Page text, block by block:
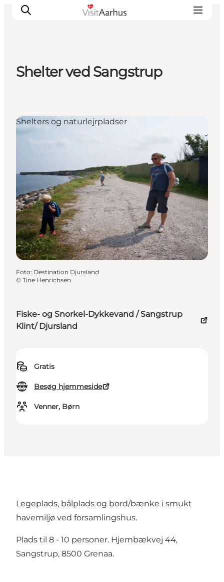
Byer og steder
Planlæg ferien
Transport
Shelter ved Sangstrup
Fiske- og Snorkel-Dykkevand / Sangstrup
Klint/ Djursland
Gratis
Besøg hjemmeside
Venner, Børn
Shelters og naturlejrpladser
Foto: Destination Djursland
© Tine Henrichsen
Legeplads, bålplads og bord/bænke i smukt
havemiljø ved forsamlingshus.
Plads til 8 - 10 personer. Hjembækvej 44,
Sangstrup, 8500 Grenaa.